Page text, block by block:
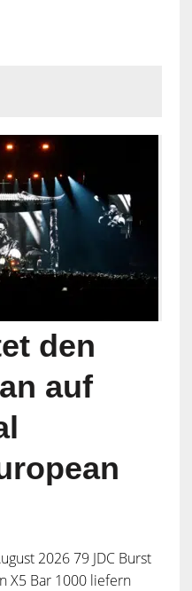
den
auf
2026 79 JDC Burst
X5 Bar 1000 liefern